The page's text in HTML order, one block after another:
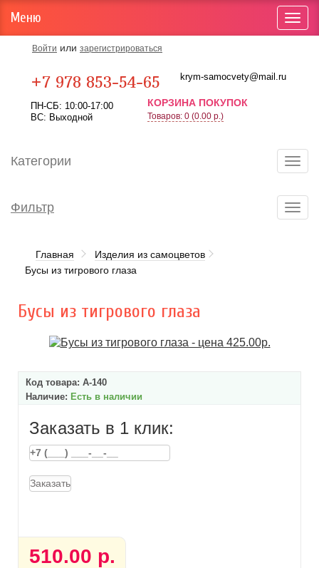
Войти или зарегистрироваться
+7 978 853-54-65 krym-samocvety@mail.ru
ПН-СБ: 10:00-17:00
ВС: Выходной
КОРЗИНА ПОКУПОК
Товаров: 0 (0.00 р.)
Меню
Категории
Фильтр
Главная
Изделия из самоцветов
Бусы из тигрового глаза
Бусы из тигрового глаза
Код товара: А-140
Наличие: Есть в наличии
Заказать в 1 клик:
Заказать
510.00 р.